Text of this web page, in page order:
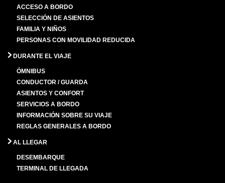
ACCESO A BORDO
SELECCIÓN DE ASIENTOS
FAMILIA Y NIÑOS
PERSONAS CON MOVILIDAD REDUCIDA
DURANTE EL VIAJE
ÓMNIBUS
CONDUCTOR / GUARDA
ASIENTOS Y CONFORT
SERVICIOS A BORDO
INFORMACIÓN SOBRE SU VIAJE
REGLAS GENERALES A BORDO
AL LLEGAR
DESEMBARQUE
TERMINAL DE LLEGADA